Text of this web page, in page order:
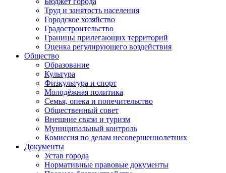
Труд и занятость населения
Городское хозяйство
Градостроительство
Границы прилегающих территорий
Оценка регулирующего воздействия
Общество
Образование
Культура
Физкультура и спорт
Молодёжная политика
Семья, опека и попечительство
Общественный совет
Внешние связи и туризм
Муниципальный контроль
Комиссия по делам несовершеннолетних
Документы
Устав города
Нормативные правовые документы